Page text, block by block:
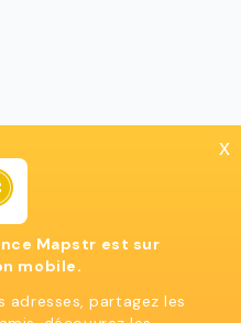
x
Mapstr est sur
mobile.
adresses, partagez les